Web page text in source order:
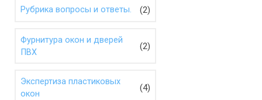
Рубрика вопросы и ответы. (2)
Фурнитура окон и дверей
ПВХ
(2)
Экспертиза пластиковых
окон
(4)